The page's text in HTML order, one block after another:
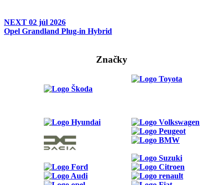
NEXT 02 júl 2026
Opel Grandland Plug-in Hybrid
Značky